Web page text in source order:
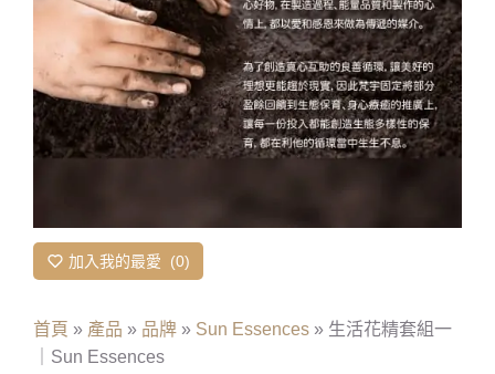
加入我的最愛 0
首頁 » 產品 » 品牌 » Sun Essences » 生活花精套組一
｜Sun Essences